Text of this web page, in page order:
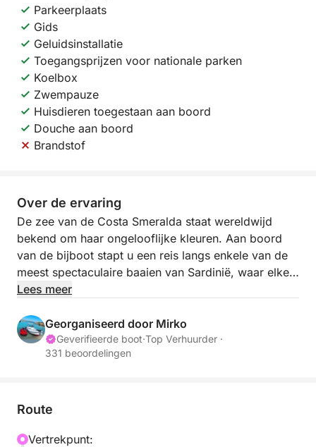
Parkeerplaats
Gids
Geluidsinstallatie
Toegangsprijzen voor nationale parken
Koelbox
Zwempauze
Huisdieren toegestaan aan boord
Douche aan boord
Brandstof
Over de ervaring
De zee van de Costa Smeralda staat wereldwijd
bekend om haar ongelooflijke kleuren. Aan boord
van de bijboot stapt u een reis langs enkele van de
meest spectaculaire baaien van Sardinië, waar elke
stop een nieuw paradijselijk plekje onthult.
De eerste bestemming is het prachtige Isola di
Mortorio, een klein beschermd eiland dat bekend
staat om zijn turquoise water en ongerepte natuur.
plekken is om voor het eerst te zwemmen of te
Lees meer
Georganiseerd door Mirko
Geverifieerde boot·Top Verhuurder ·
331 beoordelingen
Route
Vertrekpunt: